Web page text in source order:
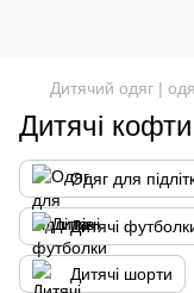
Дитячий одяг |
Дитячі кофти
Одяг для
Дитячі
Дитячі шорти